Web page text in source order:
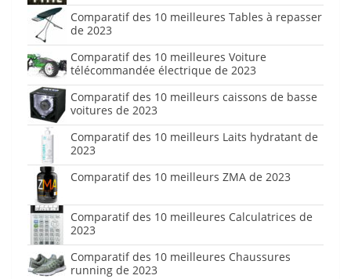
Comparatif des 10 meilleures Tables à repasser
de 2023
Comparatif des 10 meilleures Voiture
télécommandée électrique de 2023
Comparatif des 10 meilleurs caissons de basse
voitures de 2023
Comparatif des 10 meilleurs Laits hydratant de
2023
Comparatif des 10 meilleurs ZMA de 2023
Comparatif des 10 meilleures Calculatrices de
2023
Comparatif des 10 meilleures Chaussures
running de 2023